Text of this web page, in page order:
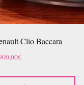
Clio Baccara
€